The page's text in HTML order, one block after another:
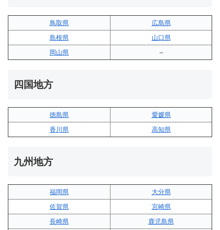
鳥取県
広島県
島根県
山口県
岡山県
–
四国地方
徳島県
愛媛県
香川県
高知県
九州地方
福岡県
大分県
佐賀県
宮崎県
長崎県
鹿児島県